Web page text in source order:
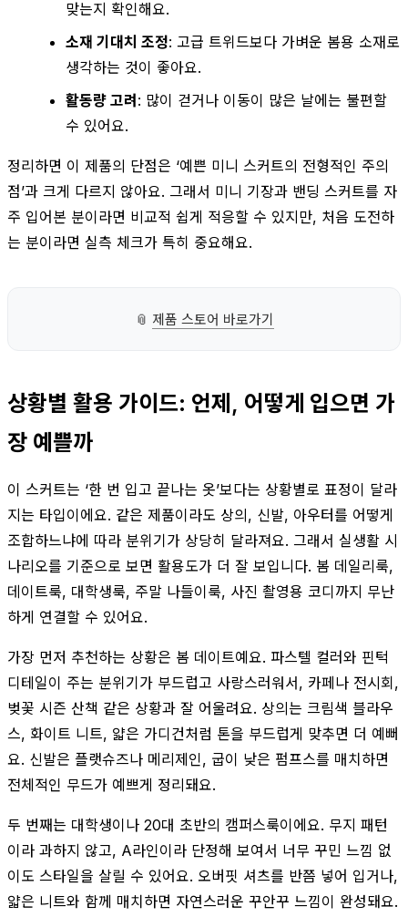
맞는지 확인해요.
소재 기대치 조정: 고급 트위드보다 가벼운 봄용 소재로
생각하는 것이 좋아요.
활동량 고려 : 많이 걷거나 이동이 많은 날에는 불편할
수 있어요.
정리하면 이 제품의 단점은 ‘예쁜 미니 스커트의 전형적인 주의
점’과 크게 다르지 않아요. 그래서 미니 기장과 밴딩 스커트를 자
주 입어본 분이라면 비교적 쉽게 적응할 수 있지만, 처음 도전하
는 분이라면 실측 체크가 특히 중요해요.
📎 제품 스토어 바로가기
상황별 활용 가이드: 언제, 어떻게 입으면 가
장 예쁠까
이 스커트는 ‘한 번 입고 끝나는 옷’보다는 상황별로 표정이 달라
지는 타입이에요. 같은 제품이라도 상의, 신발, 아우터를 어떻게
조합하느냐에 따라 분위기가 상당히 달라져요. 그래서 실생활 시
나리오를 기준으로 보면 활용도가 더 잘 보입니다. 봄 데일리룩,
데이트룩, 대학생룩, 주말 나들이룩, 사진 촬영용 코디까지 무난
하게 연결할 수 있어요.
가장 먼저 추천하는 상황은 봄 데이트예요. 파스텔 컬러와 핀턱
디테일이 주는 분위기가 부드럽고 사랑스러워서, 카페나 전시회,
벚꽃 시즌 산책 같은 상황과 잘 어울려요. 상의는 크림색 블라우
스, 화이트 니트, 얇은 가디건처럼 톤을 부드럽게 맞추면 더 예뻐
요. 신발은 플랫슈즈나 메리제인, 굽이 낮은 펌프스를 매치하면
전체적인 무드가 예쁘게 정리돼요.
두 번째는 대학생이나 20대 초반의 캠퍼스룩이에요. 무지 패턴
이라 과하지 않고, A라인이라 단정해 보여서 너무 꾸민 느낌 없
이도 스타일을 살릴 수 있어요. 오버핏 셔츠를 반쯤 넣어 입거나,
얇은 니트와 함께 매치하면 자연스러운 꾸안꾸 느낌이 완성돼요.